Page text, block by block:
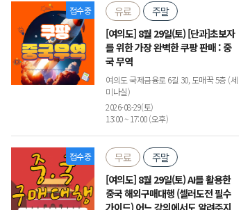
접수중 유료
주말
[여의도] 8월 29일(토) [단과]초보자
를 위한 가장 완벽한 쿠팡 판매 : 중
국 무역
여의도 국제금융로 6길 30, 도매꾹 5층 (세
미나실)
2026-08-29(토)
13:00 ~ 17:00 (오후)
접수중 무료
주말
[여의도] 8월 29일(토) AI를 활용한
중국 해외구매대행 (셀러도전 필수